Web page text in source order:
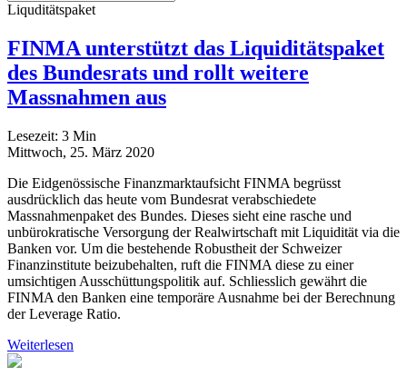
Liquditätspaket
FINMA unterstützt das Liquiditätspaket
des Bundesrats und rollt weitere
Massnahmen aus
Lesezeit: 3 Min
Mittwoch, 25. März 2020
Die Eidgenössische Finanzmarktaufsicht FINMA begrüsst
ausdrücklich das heute vom Bundesrat verabschiedete
Massnahmenpaket des Bundes. Dieses sieht eine rasche und
unbürokratische Versorgung der Realwirtschaft mit Liquidität via die
Banken vor. Um die bestehende Robustheit der Schweizer
Finanzinstitute beizubehalten, ruft die FINMA diese zu einer
umsichtigen Ausschüttungspolitik auf. Schliesslich gewährt die
FINMA den Banken eine temporäre Ausnahme bei der Berechnung
der Leverage Ratio.
Weiterlesen